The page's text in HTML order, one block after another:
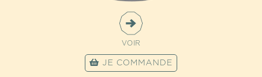
VOIR
JE COMMANDE